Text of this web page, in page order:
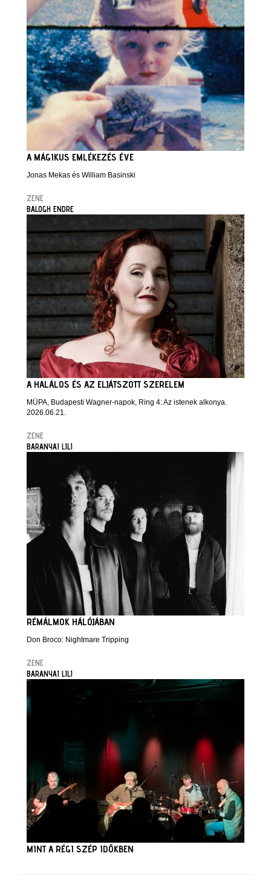
A MÁGIKUS EMLÉKEZÉS ÉVE
Jonas Mekas és William Basinski
ZENE
BALOGH ENDRE
A HALÁLOS ÉS AZ ELJÁTSZOTT SZERELEM
MÜPA, Budapesti Wagner-napok, Ring 4: Az istenek alkonya.
2026.06.21.
ZENE
BARANYAI LILI
RÉMÁLMOK HÁLÓJÁBAN
Don Broco: Nightmare Tripping
ZENE
BARANYAI LILI
MINT A RÉGI SZÉP IDŐKBEN